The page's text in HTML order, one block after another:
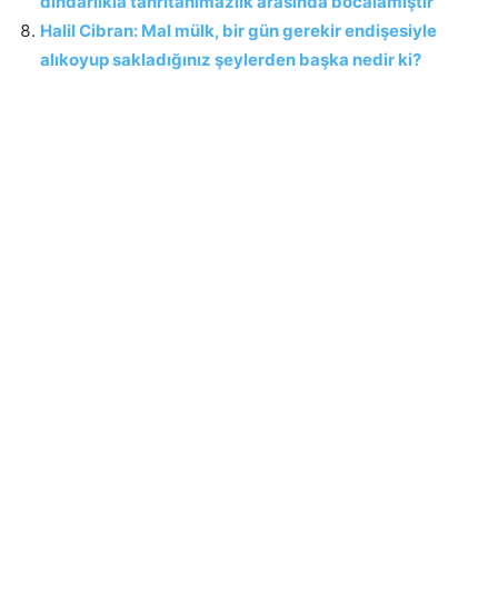
Halil Cibran: Mal mülk, bir gün gerekir endişesiyle
alıkoyup sakladığınız şeylerden başka nedir ki?